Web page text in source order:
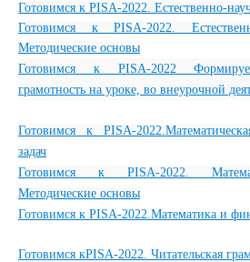
Готовимся к PISA-2022. Естественно-
Готовимся к PISA-2022.
Методические основы
Готовимся к PISA-2022
грамотность на уроке, во внеурочной
Готовимся к PISA-
задач
Готовимся к PISA-2022.
Методические основы
Готовимся к PISA-2022.Математика и
Готовимся кPISA-2022. Читательская